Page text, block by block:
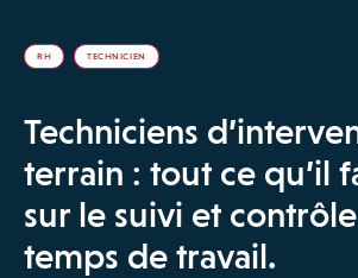
RH TECHNICIEN
Techniciens
terrain : tout ce qu’il
sur le suivi et
temps de travail.